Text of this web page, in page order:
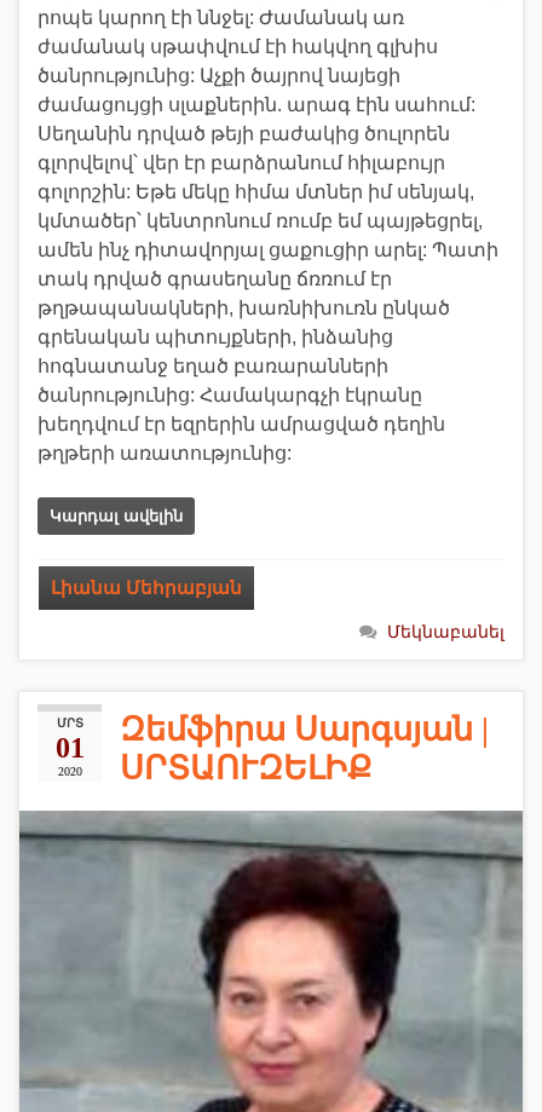
րոպե կարող էի ննջել: Ժամանակ առ
ժամանակ սթափվում էի հակվող գլխիս
ծանրությունից: Աչքի ծայրով նայեցի
ժամացույցի սլաքներին. արագ էին սահում:
Սեղանին դրված թեյի բաժակից ծուլորեն
գլորվելով՝ վեր էր բարձրանում հիլաբույր
գոլորշին: Եթե մեկը հիմա մտներ իմ սենյակ,
կմտածեր՝ կենտրոնում ռումբ եմ պայթեցրել,
ամեն ինչ դիտավորյալ ցաքուցիր արել: Պատի
տակ դրված գրասեղանը ճռռում էր
թղթապանակների, խառնիխուռն ընկած
գրենական պիտույքների, ինձանից
հոգնատանջ եղած բառարանների
ծանրությունից: Համակարգչի էկրանը
խեղդվում էր եզրերին ամրացված դեղին
թղթերի առատությունից:
Կարդալ ավելին
Լիանա Մեհրաբյան
Մեկնաբանել
ՄՐՏ
01
2020
Զեմֆիրա Սարգսյան |
ՍՐՏԱՈՒԶԵԼԻՔ